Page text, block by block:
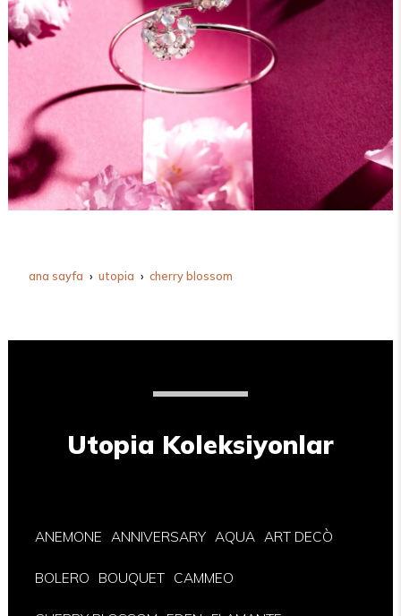
ana sayfa utopia cherry blossom
Utopia Koleksiyonlar
ANEMONE ANNIVERSARY AQUA ART DECÒ
BOLERO BOUQUET CAMMEO